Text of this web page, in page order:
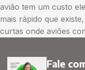
avião tem um custo
mais rápido que
curtas onde aviões
Fale